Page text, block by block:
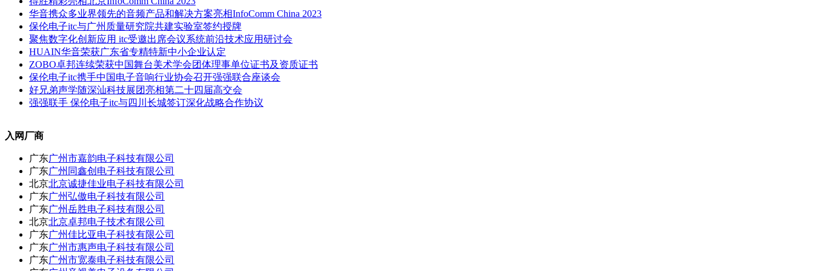
华音携众多业界领先的音频产品和解决方案亮相InfoComm China 2023
保伦电子itc与广州质量研究院共建实验室签约授牌
聚焦数字化创新应用 itc受邀出席会议系统前沿技术应用研讨会
HUAIN华音荣获广东省专精特新中小企业认定
ZOBO卓邦连续荣获中国舞台美术学会团体理事单位证书及资质证书
保伦电子itc携手中国电子音响行业协会召开强强联合座谈会
好兄弟声学随深汕科技展团亮相第二十四届高交会
强强联手 保伦电子itc与四川长城签订深化战略合作协议
入网厂商
广东广州市嘉韵电子科技有限公司
广东广州同鑫创电子科技有限公司
北京北京诚捷佳业电子科技有限公司
广东广州弘傲电子科技有限公司
广东广州岳胜电子科技有限公司
北京北京卓邦电子技术有限公司
广东广州佳比亚电子科技有限公司
广东广州市惠声电子科技有限公司
广东广州市宽泰电子科技有限公司